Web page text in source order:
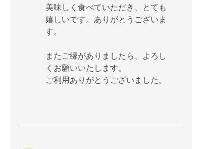
美味しく食べていただき、とても
嬉しいです。ありがとうございま
す。
またご縁がありましたら、よろし
くお願いいたします。
ご利用ありがとうございました。